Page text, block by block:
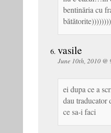
bentinăria cu
vasile
June 10th, 2010 @
ei dupa ce a
dau traducator
ce sa-i faci